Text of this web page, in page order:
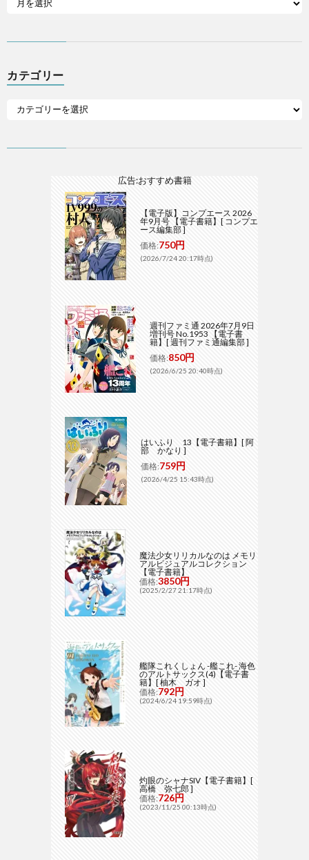
カテゴリー
広告:おすすめ書籍
【電子版】コンプエース 2026
年9月号 【電子書籍】[ コンプエ
ース編集部 ]
価格:750円
(2026/7/24 20:17時点)
週刊ファミ通 2026年7月9日
増刊号 No.1953 【電子書
籍】[ 週刊ファミ通編集部 ]
価格:850円
(2026/6/25 20:40時点)
はいふり 13【電子書籍】[ 阿
部 かなり ]
価格:759円
(2026/4/25 15:43時点)
魔法少女リリカルなのは メモリ
アルビジュアルコレクション
【電子書籍】
価格:3850円
(2025/2/27 21:17時点)
艦隊これくしょん -艦これ- 海色
のアルトサックス(4)【電子書
籍】[ 柚木 ガオ ]
価格:792円
(2024/6/24 19:59時点)
灼眼のシャナSIV【電子書籍】[
高橋 弥七郎 ]
価格:726円
(2023/11/25 00:13時点)